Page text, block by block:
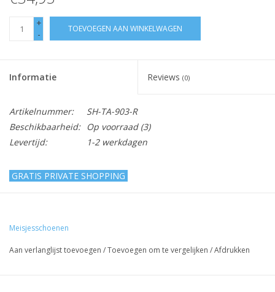
+
-
TOEVOEGEN AAN WINKELWAGEN
Informatie Reviews (0)
Artikelnummer:
SH-TA-903-R
Beschikbaarheid:
Op voorraad(3)
Levertijd:
1-2 werkdagen
GRATIS PRIVATE SHOPPING
- rood
Lief, schattig open meisjesschoen om een feestjurkje of een
Meisjesschoenen
Aan verlanglijst toevoegen /Toevoegen om te vergelijken /Afdrukken